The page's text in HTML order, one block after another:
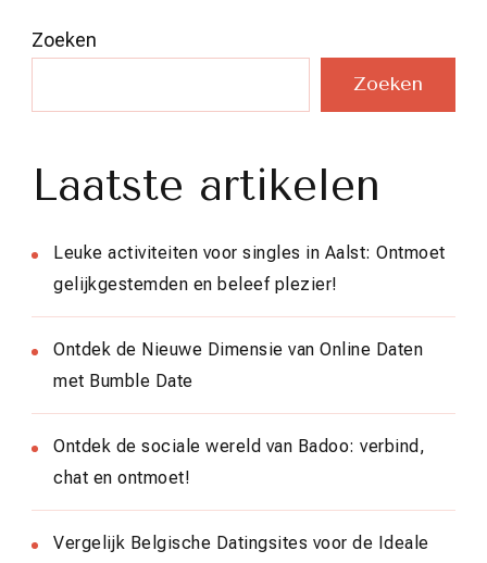
Zoeken
Zoeken
Laatste artikelen
Leuke activiteiten voor singles in Aalst: Ontmoet
gelijkgestemden en beleef plezier!
Ontdek de Nieuwe Dimensie van Online Daten
met Bumble Date
Ontdek de sociale wereld van Badoo: verbind,
chat en ontmoet!
Vergelijk Belgische Datingsites voor de Ideale